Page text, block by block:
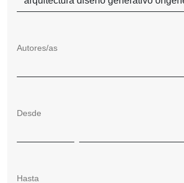
Autores/as
Desde
Hasta